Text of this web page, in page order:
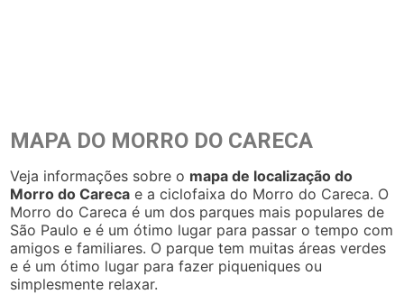
MAPA DO MORRO DO CARECA
Veja informações sobre o mapa de localização do
Morro do Careca e a ciclofaixa do Morro do Careca. O
Morro do Careca é um dos parques mais populares de
São Paulo e é um ótimo lugar para passar o tempo com
amigos e familiares. O parque tem muitas áreas verdes
e é um ótimo lugar para fazer piqueniques ou
simplesmente relaxar.